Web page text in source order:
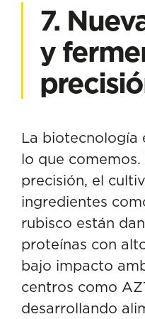
7.
y
La biotecnología
lo que
precisión, el
ingredientes
rubisco están
proteínas con
bajo impacto
centros como
desarrollando